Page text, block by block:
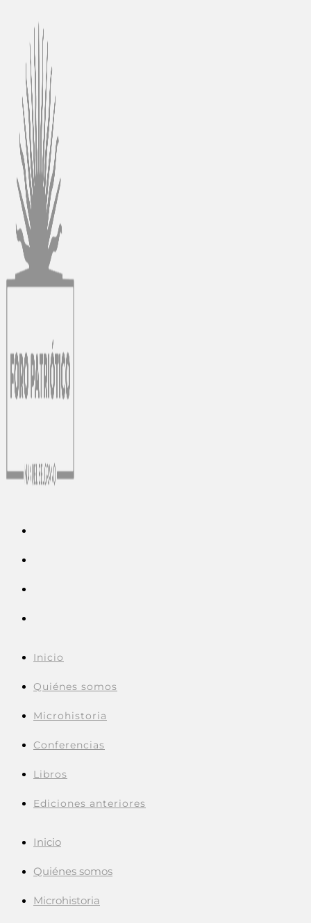
contenido
Inicio
Quiénes somos
Microhistoria
Conferencias
Libros
Ediciones anteriores
Inicio
Quiénes somos
Microhistoria